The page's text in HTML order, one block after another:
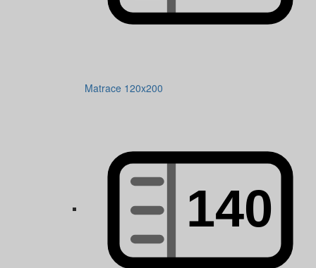
Matrace 120x200